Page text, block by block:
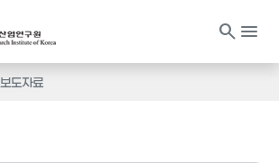
search menu
보도자료